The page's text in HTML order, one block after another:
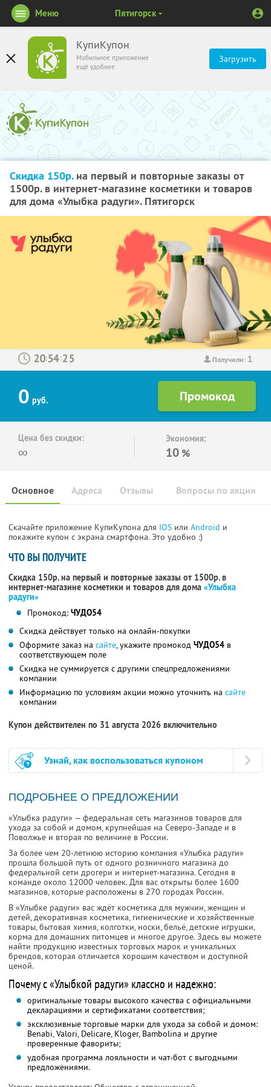
КупиКупон
Мобильное приложение
ещё удобнее
Загрузить
Меню Пятигорск
Скидка 150р.на первый и повторные заказы от
1500р. в интернет-магазине косметики и товаров
для дома «Улыбка радуги». Пятигорск
Получили: 1
: :
0 руб.
Цена без скидки:
∞
Экономия:
10 %
Основное Отзывы Вопросы по акции
Адреса
Скачайте приложение КупиКупона для IOS или Android и
покажите купон с экрана смартфона. Это удобно :)
ЧТО ВЫ ПОЛУЧИТЕ
Скидка 150р. на первый и повторные заказы от 1500р. в
интернет-магазине косметики и товаров для дома «Улыбка
радуги»
Промокод: ЧУДО54
Скидка действует только на онлайн-покупки
Оформите заказ на сайте, укажите промокод ЧУДО54 в
соответствующем поле
Скидка не суммируется с другими спецпредложениями
компании
Информацию по условиям акции можно уточнить на сайте
компании
Купон действителен по 31 августа 2026 включительно
Узнай, как воспользоваться купоном
ПОДРОБНЕЕ О ПРЕДЛОЖЕНИИ
«Улыбка радуги» — федеральная сеть магазинов товаров для
ухода за собой и домом, крупнейшая на Северо-Западе и в
Поволжье и вторая по величине в России.
За более чем 20-летнюю историю компания «Улыбка радуги»
прошла большой путь от одного розничного магазина до
федеральной сети дрогери и интернет-магазина. Сегодня в
команде около 12000 человек. Для вас открыты более 1600
магазинов, которые расположены в 270 городах России.
В «Улыбке радуги» вас ждёт косметика для мужчин, женщин и
детей, декоративная косметика, гигиенические и хозяйственные
товары, бытовая химия, колготки, носки, бельё, детские игрушки,
корма для домашних питомцев и многое другое. Здесь вы можете
найти продукцию известных торговых марок и уникальных
брендов, которая отличается хорошим качеством и доступной
ценой.
Почему с «Улыбкой радуги» классно и надежно:
оригинальные товары высокого качества с официальными
декларациями и сертификатами соответствия;
эксклюзивные торговые марки для ухода за собой и домом:
Benabi, Valori, Delicare, Kloger, Bambolina и другие
проверенные фавориты;
удобная программа лояльности и чат-бот с выгодными
предложениями.